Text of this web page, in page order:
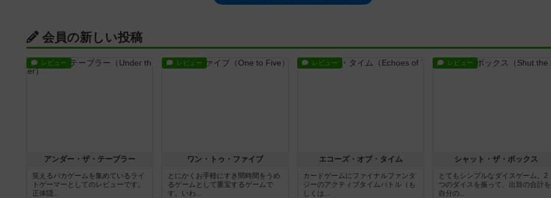
会員の新しい投稿
レビュー
アンダー・ザ・テーブラー
笑えるバカゲームを集めているライ
トゲーマーとしてのレビューです。
正体隠...
レビュー
ワン・トゥ・ファイブ
とにかくお手軽にすき間時間をうめ
るゲームとして重宝するゲームで
す。いわ...
レビュー
エコーズ・オブ・タイム
カードゲームにファイナルファンタ
ジーのアクティブタイムバトル（も
しくは...
レビュー
シャット・ザ・ボックス
とてもシンプルなダイスゲーム。2
つのダイスを振って、出目の合計を
自分の...